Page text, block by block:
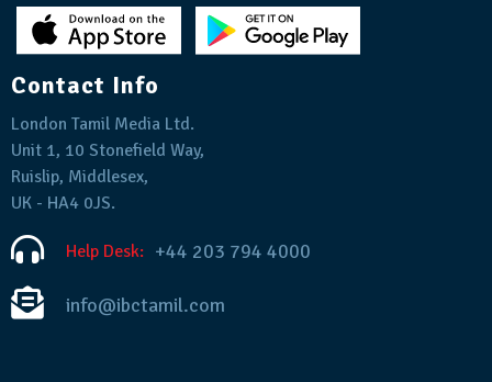
Contact Info
London Tamil Media Ltd.
Unit 1, 10 Stonefield Way,
Ruislip, Middlesex,
UK - HA4 0JS.
Help Desk: +44 203 794 4000
info@ibctamil.com